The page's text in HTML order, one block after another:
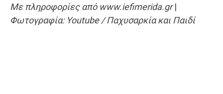
Με πληροφορίες από www.iefimerida.gr|
Φωτογραφία: Youtube / Παχυσαρκία και Παιδί